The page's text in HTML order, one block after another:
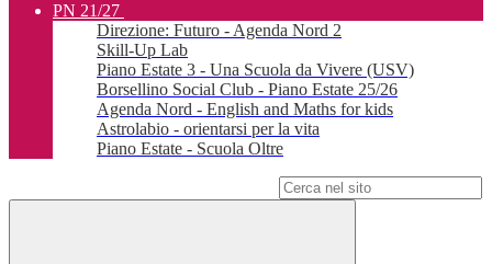
PN 21/27
Direzione: Futuro - Agenda Nord 2
Skill-Up Lab
Piano Estate 3 - Una Scuola da Vivere (USV)
Borsellino Social Club - Piano Estate 25/26
Agenda Nord - English and Maths for kids
Astrolabio - orientarsi per la vita
Piano Estate - Scuola Oltre